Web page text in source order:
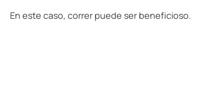
En este caso, correr puede ser beneficioso.